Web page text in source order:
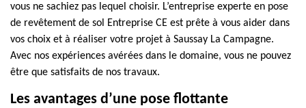
vous ne sachiez pas lequel choisir. L’entreprise experte en pose
de revêtement de sol Entreprise CE est prête à vous aider dans
vos choix et à réaliser votre projet à Saussay La Campagne.
Avec nos expériences avérées dans le domaine, vous ne pouvez
être que satisfaits de nos travaux.
Les avantages d’une pose flottante